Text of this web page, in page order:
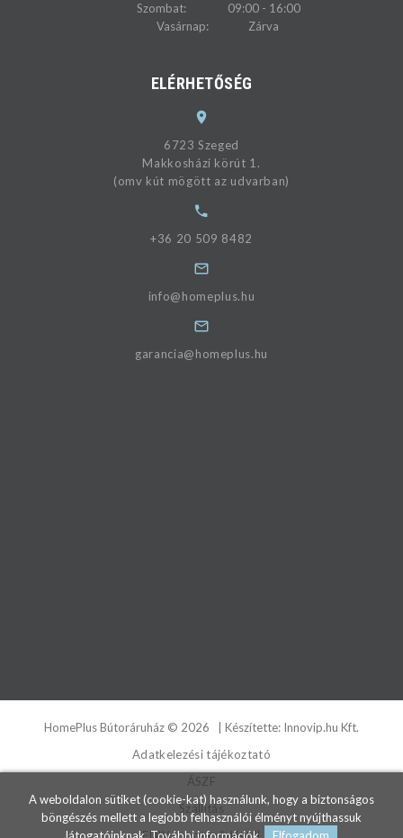
Szombat:
09:00 - 16:00
Vasárnap:
Zárva
ELÉRHETŐSÉG
6723 Szeged
Makkosházi körút 1.
(omv kút mögött az udvarban)
+36 20 509 8482
info@homeplus.hu
garancia@homeplus.hu
HomePlus Bútoráruház © 2026 | Készítette: Innovip.hu Kft.
Adatkelezési tájékoztató
ÁSZF
Szállítás
A weboldalon sütiket (cookie-kat) használunk, hogy a biztonságos
böngészés mellett a legjobb felhasználói élményt nyújthassuk